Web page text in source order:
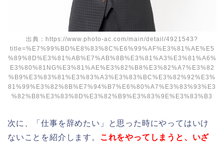
出典：https://www.photo-ac.com/main/detail/4921543?
title=%E7%99%BD%E8%83%8C%E6%99%AF%E3%81%AE%E5
%89%8D%E3%81%AB%E7%AB%8B%E3%81%A3%E3%81%A6%
E3%80%81NG%E3%81%AE%E3%82%B8%E3%82%A7%E3%82
%B9%E3%83%81%E3%83%A3%E3%83%BC%E3%82%92%E3%
81%99%E3%82%8B%E7%94%B7%E6%80%A7%E3%83%93%E3
%82%B8%E3%83%8D%E3%82%B9%E3%83%9E%E3%83%B3
次に、「仕事を辞めたい」と思った時にやってはいけ
ないことを紹介します。 これをやってしまうと、いざ